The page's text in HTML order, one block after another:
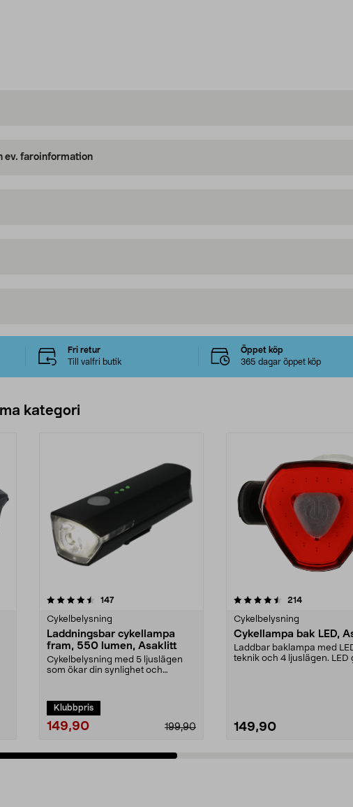
ev. faroinformation
Fri retur
Till valfri butik
Öppet köp
365 dagar öppet köp
kategori
147recensioner
Cykelbelysning
Laddningsbar cykellampa
fram, 550 lumen, Asaklitt
Cykelbelysning med 5 ljuslägen
som ökar din synlighet och
Klubbpris
149,90 199,90
4.5 av 5 stjärnor 214recensioner
Cykelbelysning
Cykellampa bak LED,
Laddbar baklampa med
teknik och 4 ljuslägen. LED
149,90
4.0 av 5 stjärnor